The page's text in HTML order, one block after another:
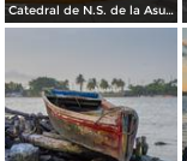
Catedral de N.S. de la Asunción